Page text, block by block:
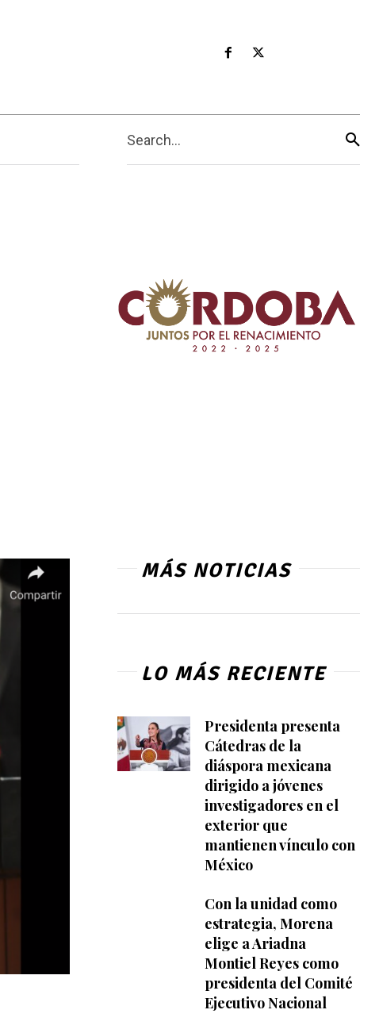
Search...
MÁS NOTICIAS
LO MÁS RECIENTE
Presidenta presenta
Cátedras de la
diáspora mexicana
dirigido a jóvenes
investigadores en el
exterior que
mantienen vínculo con
México
Con la unidad como
estrategia, Morena
elige a Ariadna
Montiel Reyes como
presidenta del Comité
Ejecutivo Nacional